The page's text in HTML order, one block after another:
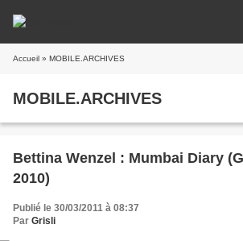
Accueil » MOBILE.ARCHIVES
MOBILE.ARCHIVES
Bettina Wenzel : Mumbai Diary
2010)
Publié le 30/03/2011 à 08:37
Par Grisli